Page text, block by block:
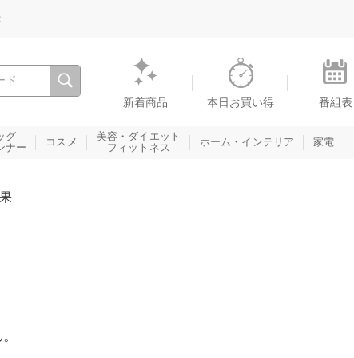
間を。通販・テレビショッピングのショップチャンネル
新着商品 本日お買い得 番組表
グ
ナー
コスメ
美容・ダイエット
フィットネス
ホーム・インテリア 家電